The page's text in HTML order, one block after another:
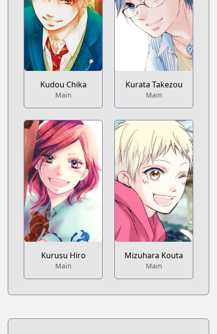
Kudou Chika
Main
Kurata Takezou
Main
Kurusu Hiro
Main
Mizuhara Kouta
Main